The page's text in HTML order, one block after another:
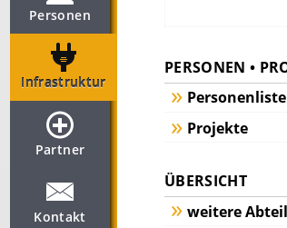
Personen
Infrastruktur
Partner
Kontakt
PERSONEN •
Personenliste
Projekte
ÜBERSICHT
weitere